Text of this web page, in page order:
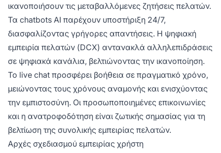
ικανοποιήσουν τις μεταβαλλόμενες ζητήσεις πελατών.
Τα chatbots AI παρέχουν υποστήριξη 24/7,
διασφαλίζοντας γρήγορες απαντήσεις. Η ψηφιακή
εμπειρία πελατών (DCX) αντανακλά αλληλεπιδράσεις
σε ψηφιακά κανάλια, βελτιώνοντας την ικανοποίηση.
Το live chat προσφέρει βοήθεια σε πραγματικό χρόνο,
μειώνοντας τους χρόνους αναμονής και ενισχύοντας
την εμπιστοσύνη. Οι προσωποποιημένες επικοινωνίες
και η ανατροφοδότηση είναι ζωτικής σημασίας για τη
βελτίωση της συνολικής εμπειρίας πελατών.
Αρχές σχεδιασμού εμπειρίας χρήστη